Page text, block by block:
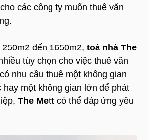
các công ty muốn thuê văn
đến 1650m2, toà nhà The
tùy chọn cho việc thuê văn
nhu cầu thuê một không gian
hay một không gian lớn để phát
The Mett có thể đáp ứng yêu